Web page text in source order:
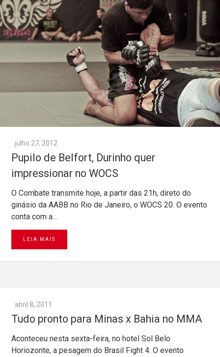
julho 27, 2012
Pupilo de Belfort, Durinho quer
impressionar no WOCS
O Combate transmite hoje, a partir das 21h, direto do
ginásio da AABB no Rio de Janeiro, o WOCS 20. O evento
conta com a…
LEIA MAIS
abril 8, 2011
Tudo pronto para Minas x Bahia no MMA
Aconteceu nesta sexta-feira, no hotel Sol Belo
Horiozonte, a pesagem do Brasil Fight 4. O evento